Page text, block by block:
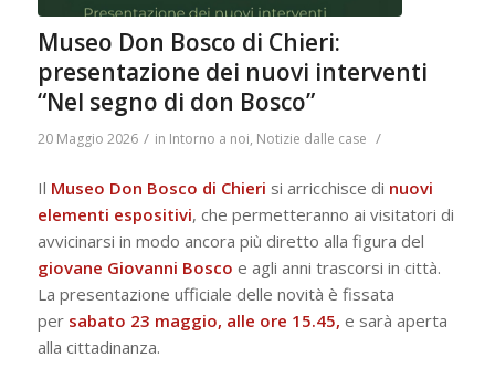
Museo Don Bosco di Chieri:
presentazione dei nuovi interventi
“Nel segno di don Bosco”
20 Maggio 2026 / in Intorno a noi, Notizie dalle case /
Il Museo Don Bosco di Chieri si arricchisce di nuovi
elementi espositivi, che permetteranno ai visitatori di
avvicinarsi in modo ancora più diretto alla figura del
giovane Giovanni Bosco e agli anni trascorsi in città.
La presentazione ufficiale delle novità è fissata
per sabato 23 maggio, alle ore 15.45, e sarà aperta
alla cittadinanza.